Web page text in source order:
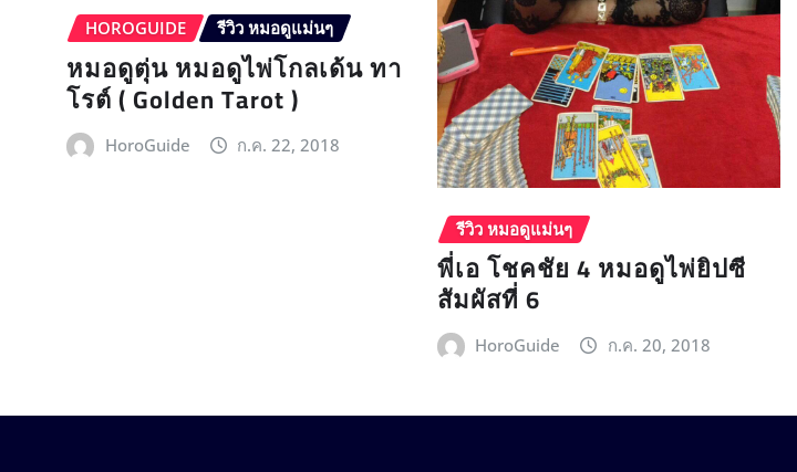
HOROGUIDE รีวิว หมอดูแม่นๆ
หมอดูตุ่น หมอดูไพ่โกลเด้น ทา
โรต์ ( Golden Tarot )
HoroGuide ก.ค. 22, 2018
รีวิว หมอดูแม่นๆ
พี่เอ โชคชัย 4 หมอดูไพ่ยิปซี
สัมผัสที่ 6
HoroGuide ก.ค. 20, 2018